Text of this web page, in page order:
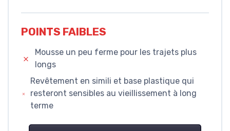
POINTS FAIBLES
Mousse un peu ferme pour les trajets plus
longs
Revêtement en simili et base plastique qui
resteront sensibles au vieillissement à long
terme